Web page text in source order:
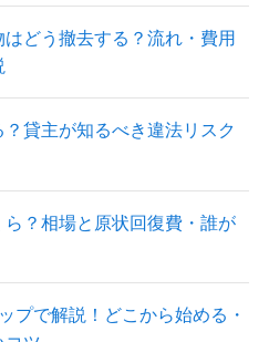
どう撤去する？流れ・費用
貸主が知るべき違法リスク
？相場と原状回復費・誰が
プで解説！どこから始める・